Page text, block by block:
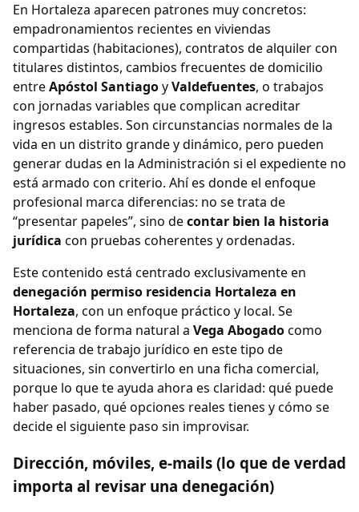
En Hortaleza aparecen patrones muy concretos:
empadronamientos recientes en viviendas
compartidas (habitaciones), contratos de alquiler con
titulares distintos, cambios frecuentes de domicilio
entreApóstol SantiagoyValdefuentes, o trabajos
con jornadas variables que complican acreditar
ingresos estables. Son circunstancias normales de la
vida en un distrito grande y dinámico, pero pueden
generar dudas en la Administración si el expediente no
está armado con criterio. Ahí es donde el enfoque
profesional marca diferencias: no se trata de
“presentar papeles”, sino decontar bien la historia
jurídica con pruebas coherentes y ordenadas.
Este contenido está centrado exclusivamente en
denegación permiso residencia Hortaleza en
Hortaleza, con un enfoque práctico y local. Se
menciona de forma natural a Vega Abogadocomo
referencia de trabajo jurídico en este tipo de
situaciones, sin convertirlo en una ficha comercial,
porque lo que te ayuda ahora es claridad: qué puede
haber pasado, qué opciones reales tienes y cómo se
decide el siguiente paso sin improvisar.
Dirección, móviles, e-mails (lo que de verdad
importa al revisar una denegación)